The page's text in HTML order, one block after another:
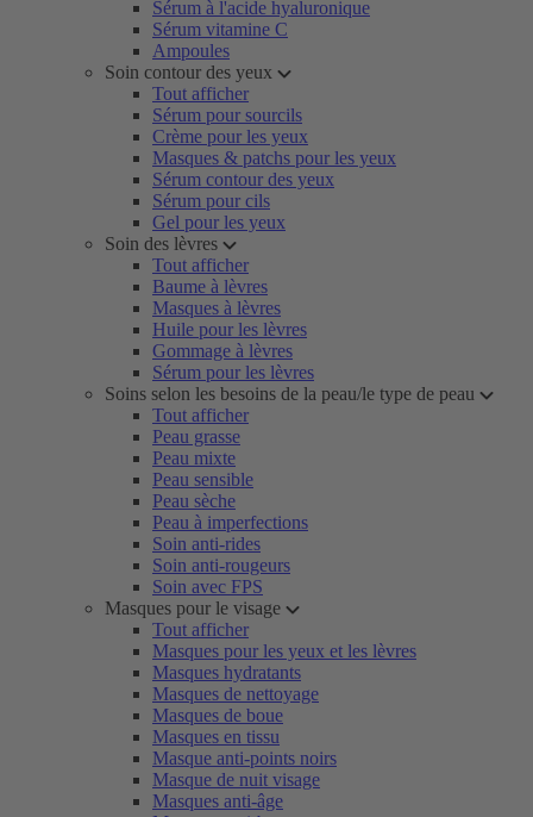
Sérum à l'acide hyaluronique
Sérum vitamine C
Ampoules
Soin contour des yeux
Tout afficher
Sérum pour sourcils
Crème pour les yeux
Masques & patchs pour les yeux
Sérum contour des yeux
Sérum pour cils
Gel pour les yeux
Soin des lèvres
Tout afficher
Baume à lèvres
Masques à lèvres
Huile pour les lèvres
Gommage à lèvres
Sérum pour les lèvres
Soins selon les besoins de la peau/le type de peau
Tout afficher
Peau grasse
Peau mixte
Peau sensible
Peau sèche
Peau à imperfections
Soin anti-rides
Soin anti-rougeurs
Soin avec FPS
Masques pour le visage
Tout afficher
Masques pour les yeux et les lèvres
Masques hydratants
Masques de nettoyage
Masques de boue
Masques en tissu
Masque anti-points noirs
Masque de nuit visage
Masques anti-âge